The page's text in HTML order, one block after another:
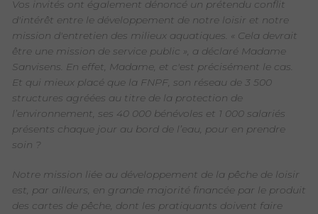
Vos invités ont également dénoncé un prétendu conflit
d'intérêt entre le développement de notre loisir et notre
mission d'entretien des milieux aquatiques. « Cela devrait
être une mission de service public », a déclaré Madame
Sanvisens. En effet, Madame, et c'est précisément le cas.
Et qui mieux placé que la FNPF, son réseau de 3 500
structures agréées au titre de la protection de
l’environnement, ses 40 000 bénévoles et 1 000 salariés
présents chaque jour au bord de l’eau, pour en prendre
soin ?
Notre mission liée au développement de la pêche de loisir
est, par ailleurs, en grande majorité financée par le produit
des cartes de pêche, dont les pratiquants doivent faire